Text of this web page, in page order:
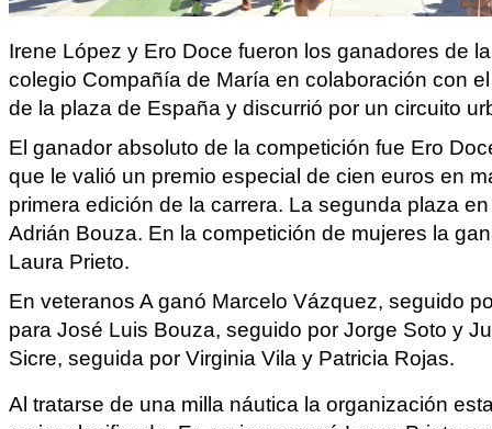
Irene López y Ero Doce fueron los ganadores de
colegio Compañía de María en colaboración con
de la plaza de España y discurrió por un circuito
El ganador absoluto de la competición fue Ero
que le valió un premio especial de cien euros en
primera edición de la carrera. La segunda plaza
Adrián Bouza. En la competición de mujeres la
Laura Prieto.
En veteranos A ganó Marcelo Vázquez, seguido
para José Luis Bouza, seguido por Jorge Soto y
Sicre, seguida por Virginia Vila y Patricia Rojas.
Al tratarse de una milla náutica la organización